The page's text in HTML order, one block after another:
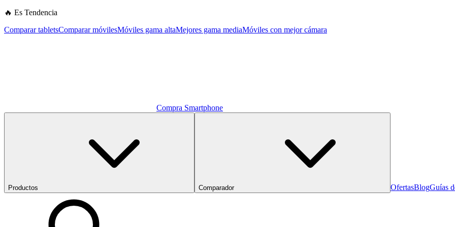
🔥 Es Tendencia
Comparar tabletsComparar móvilesMóviles gama altaMejores gama mediaMóviles con mejor cámara
Compra Smartphone
Productos Comparador OfertasBlogGuías